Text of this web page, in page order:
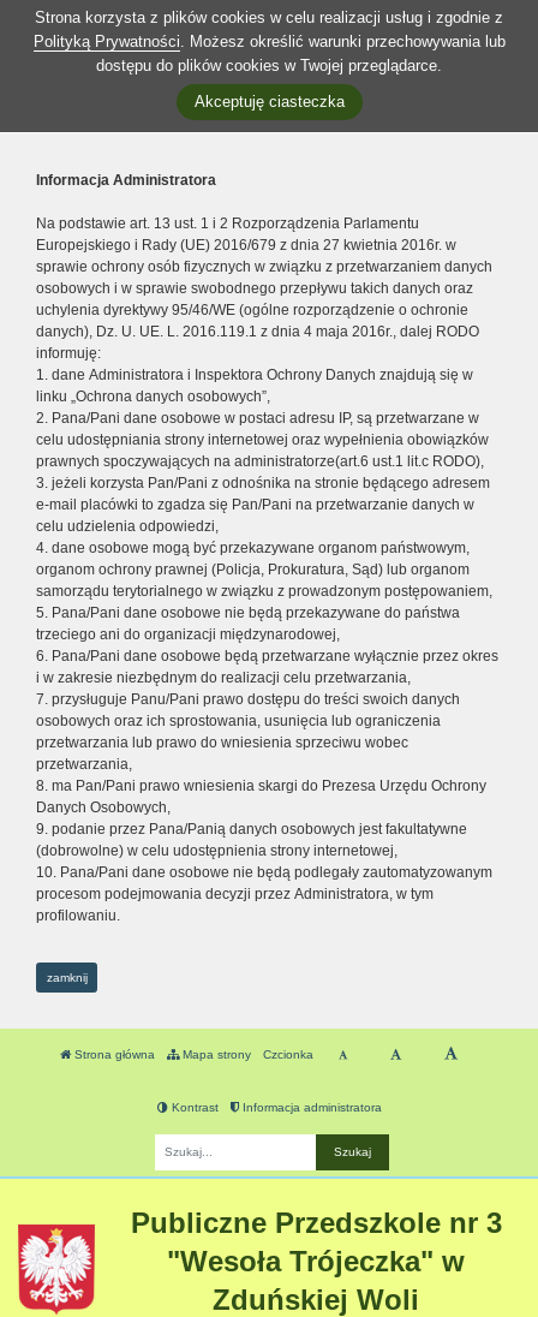
Strona korzysta z plików cookies w celu realizacji usług i zgodnie z
Polityką Prywatności. Możesz określić warunki przechowywania lub
dostępu do plików cookies w Twojej przeglądarce.
Akceptuję ciasteczka
Informacja Administratora
Na podstawie art. 13 ust. 1 i 2 Rozporządzenia Parlamentu
Europejskiego i Rady (UE) 2016/679 z dnia 27 kwietnia 2016r. w
sprawie ochrony osób fizycznych w związku z przetwarzaniem danych
osobowych i w sprawie swobodnego przepływu takich danych oraz
uchylenia dyrektywy 95/46/WE (ogólne rozporządzenie o ochronie
danych), Dz. U. UE. L. 2016.119.1 z dnia 4 maja 2016r., dalej RODO
informuję:
1. dane Administratora i Inspektora Ochrony Danych znajdują się w
linku „Ochrona danych osobowych”,
2. Pana/Pani dane osobowe w postaci adresu IP, są przetwarzane w
celu udostępniania strony internetowej oraz wypełnienia obowiązków
prawnych spoczywających na administratorze(art.6 ust.1 lit.c RODO),
3. jeżeli korzysta Pan/Pani z odnośnika na stronie będącego adresem
e-mail placówki to zgadza się Pan/Pani na przetwarzanie danych w
celu udzielenia odpowiedzi,
4. dane osobowe mogą być przekazywane organom państwowym,
organom ochrony prawnej (Policja, Prokuratura, Sąd) lub organom
samorządu terytorialnego w związku z prowadzonym postępowaniem,
5. Pana/Pani dane osobowe nie będą przekazywane do państwa
trzeciego ani do organizacji międzynarodowej,
6. Pana/Pani dane osobowe będą przetwarzane wyłącznie przez okres
i w zakresie niezbędnym do realizacji celu przetwarzania,
7. przysługuje Panu/Pani prawo dostępu do treści swoich danych
osobowych oraz ich sprostowania, usunięcia lub ograniczenia
przetwarzania lub prawo do wniesienia sprzeciwu wobec
przetwarzania,
8. ma Pan/Pani prawo wniesienia skargi do Prezesa Urzędu Ochrony
Danych Osobowych,
9. podanie przez Pana/Panią danych osobowych jest fakultatywne
(dobrowolne) w celu udostępnienia strony internetowej,
10. Pana/Pani dane osobowe nie będą podlegały zautomatyzowanym
procesom podejmowania decyzji przez Administratora, w tym
profilowaniu.
zamknij
Strona główna Mapa strony Czcionka
Kontrast Informacja administratora
Publiczne Przedszkole nr 3
"Wesoła Trójeczka" w
Zduńskiej Woli